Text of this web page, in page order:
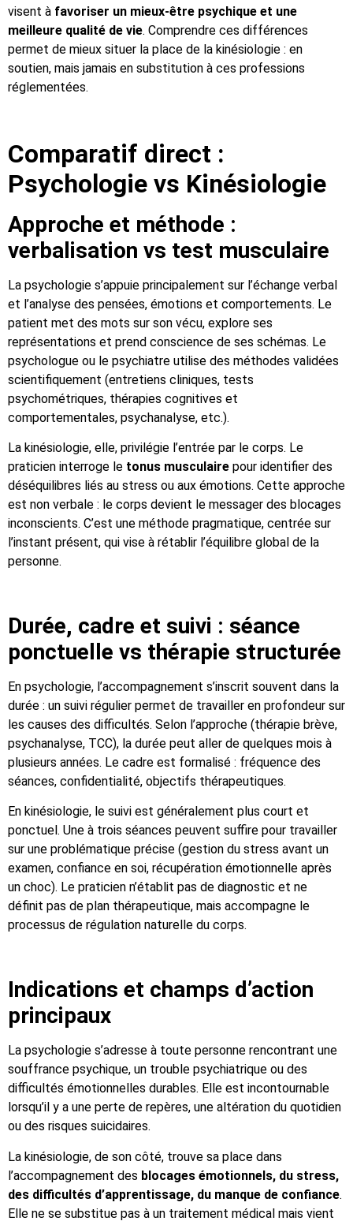
visent à favoriser un mieux-être psychique et une
meilleure qualité de vie. Comprendre ces différences
permet de mieux situer la place de la kinésiologie : en
soutien, mais jamais en substitution à ces professions
réglementées.
Comparatif direct :
Psychologie vs Kinésiologie
Approche et méthode :
verbalisation vs test musculaire
La psychologie s’appuie principalement sur l’échange verbal
et l’analyse des pensées, émotions et comportements. Le
patient met des mots sur son vécu, explore ses
représentations et prend conscience de ses schémas. Le
psychologue ou le psychiatre utilise des méthodes validées
scientifiquement (entretiens cliniques, tests
psychométriques, thérapies cognitives et
comportementales, psychanalyse, etc.).
La kinésiologie, elle, privilégie l’entrée par le corps. Le
praticien interroge le tonus musculaire pour identifier des
déséquilibres liés au stress ou aux émotions. Cette approche
est non verbale : le corps devient le messager des blocages
inconscients. C’est une méthode pragmatique, centrée sur
l’instant présent, qui vise à rétablir l’équilibre global de la
personne.
Durée, cadre et suivi : séance
ponctuelle vs thérapie structurée
En psychologie, l’accompagnement s’inscrit souvent dans la
durée : un suivi régulier permet de travailler en profondeur sur
les causes des difficultés. Selon l’approche (thérapie brève,
psychanalyse, TCC), la durée peut aller de quelques mois à
plusieurs années. Le cadre est formalisé : fréquence des
séances, confidentialité, objectifs thérapeutiques.
En kinésiologie, le suivi est généralement plus court et
ponctuel. Une à trois séances peuvent suffire pour travailler
sur une problématique précise (gestion du stress avant un
examen, confiance en soi, récupération émotionnelle après
un choc). Le praticien n’établit pas de diagnostic et ne
définit pas de plan thérapeutique, mais accompagne le
processus de régulation naturelle du corps.
Indications et champs d’action
principaux
La psychologie s’adresse à toute personne rencontrant une
souffrance psychique, un trouble psychiatrique ou des
difficultés émotionnelles durables. Elle est incontournable
lorsqu’il y a une perte de repères, une altération du quotidien
ou des risques suicidaires.
La kinésiologie, de son côté, trouve sa place dans
l’accompagnement des blocages émotionnels, du stress,
des difficultés d’apprentissage, du manque de confiance.
Elle ne se substitue pas à un traitement médical mais vient